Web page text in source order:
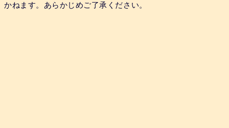
かねます。あらかじめご了承ください。